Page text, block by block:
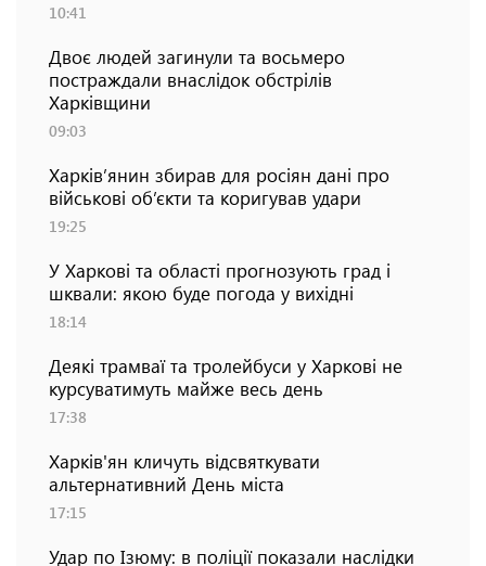
10:41
Двоє людей загинули та восьмеро
постраждали внаслідок обстрілів
Харківщини
09:03
Харків’янин збирав для росіян дані про
військові об’єкти та коригував удари
19:25
У Харкові та області прогнозують град і
шквали: якою буде погода у вихідні
18:14
Деякі трамваї та тролейбуси у Харкові не
курсуватимуть майже весь день
17:38
Харків'ян кличуть відсвяткувати
альтернативний День міста
17:15
Удар по Ізюму: в поліції показали наслідки